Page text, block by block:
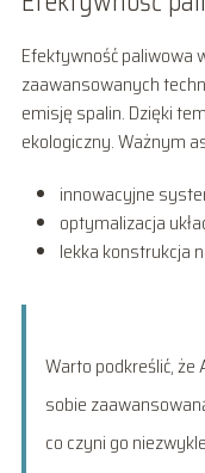
Efektywność paliwowa
zaawansowanych
emisję spalin. Dzięki
ekologiczny. Ważnym
innowacyjne
optymalizacja
lekka konstrukcja
Warto podkreślić, że
sobie
co czyni go